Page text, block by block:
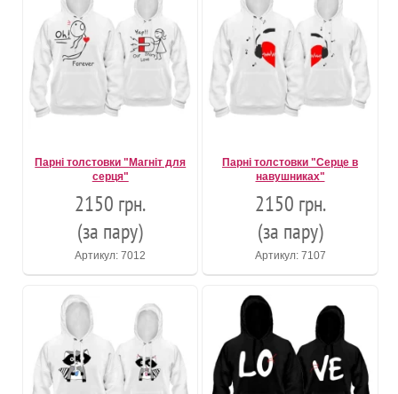
Парні толстовки "Магніт для
серця"
2150 грн.
(за пару)
Артикул: 7012
Парні толстовки "Серце в
навушниках"
2150 грн.
(за пару)
Артикул: 7107